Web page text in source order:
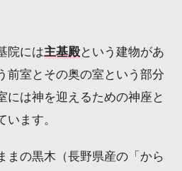
院には主基殿という建物があ
前室とその奥の室という部分
には神を迎えるための神座と
ます。
まの黒木（長野県産の「から